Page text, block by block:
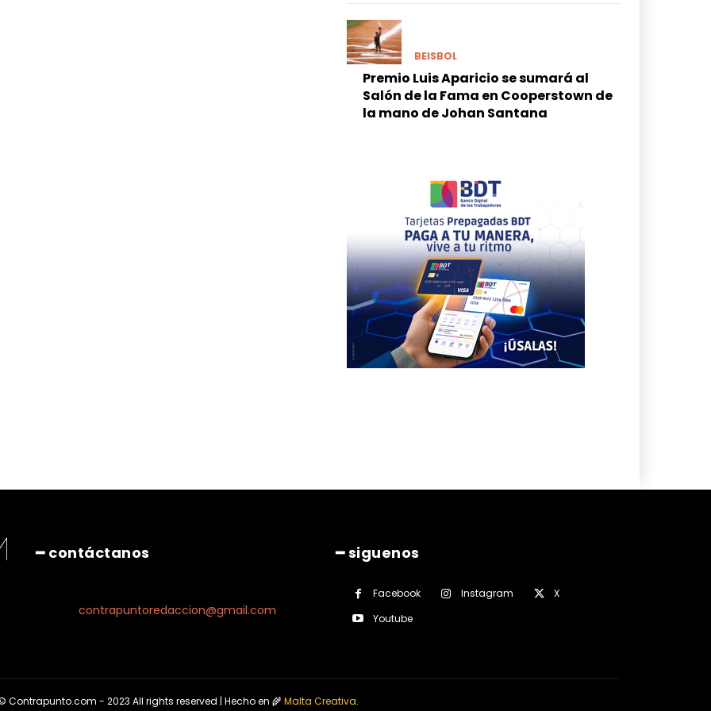
BEISBOL
Premio Luis Aparicio se sumará al
Salón de la Fama en Cooperstown de
la mano de Johan Santana
━ contáctanos
contrapuntoredaccion@gmail.com
━ siguenos
Facebook Instagram
X
Youtube
Contrapunto.com - 2023 All rights reserved | Hecho en 🌾Malta Creativa.